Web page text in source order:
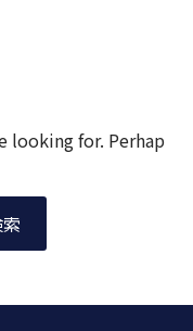
looking for. Perhap